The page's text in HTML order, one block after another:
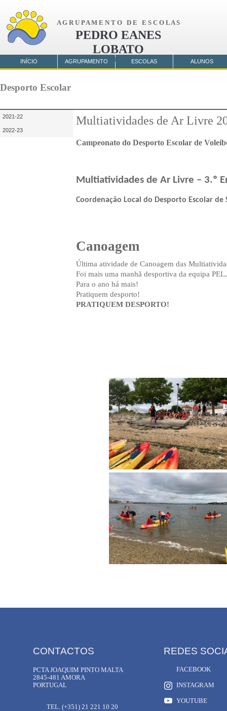
A G R U P A M E N T O D E E S C O L A S
PEDRO EANES
LOBATO
AMORA
Campeonato do Desporto Escolar de
Multiatividades de Ar Livre – 3.º
Coordenação Local do Desporto Escolar de
Canoagem
Última atividade de Canoagem das
Foi mais uma manhã desportiva da equipa
Para o ano há mais!
Pratiquem desporto!
PRATIQUEM DESPORTO!
Multiatividades de Ar Livre
2021-22
2022-23
Desporto Escolar
INÍCIO AGRUPAMENTO ESCOLAS ALUNOS
CONTACTOS
PCTA JOAQUIM PINTO MALTA
2845-481 AMORA
PORTUGAL
REDES
INSTAGRAM
FACEBOOK
YOUTUBE
TEL. (+351) 21 221 10 20